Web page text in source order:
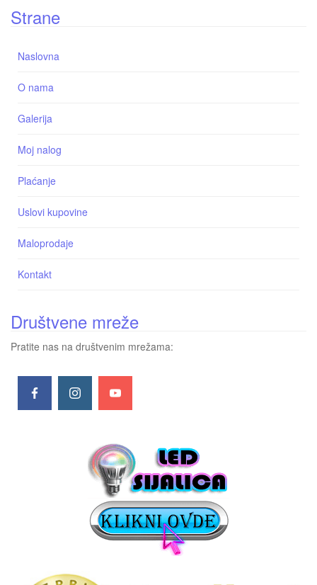
Strane
Naslovna
O nama
Galerija
Moj nalog
Plaćanje
Uslovi kupovine
Maloprodaje
Kontakt
Društvene mreže
Pratite nas na društvenim mrežama: